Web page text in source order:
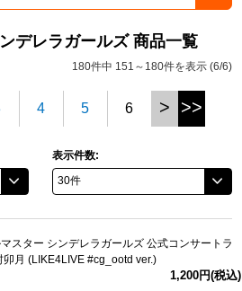
デレラガールズ 商品一覧
180件中 151～180件を表示 (6/6)
4 5 6 > >>
表示件数:
スター シンデレラガールズ 公式コンサートラ
卯月 (LIKE4LIVE #cg_ootd ver.)
1,200円(税込)